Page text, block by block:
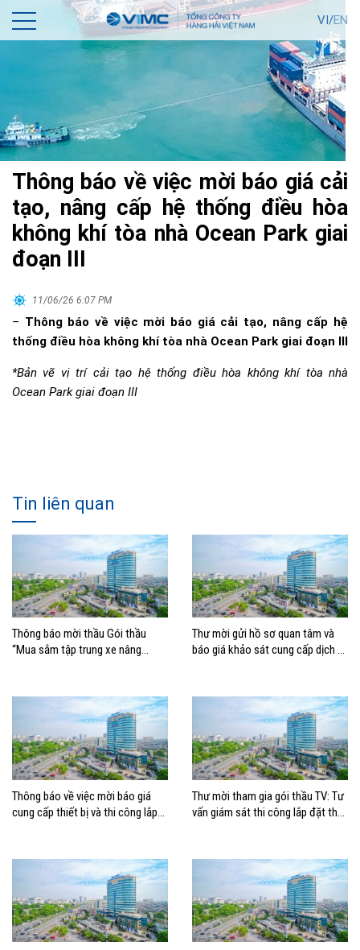
VI/EN
Thông báo về việc mời báo giá cải
tạo, nâng cấp hệ thống điều hòa
không khí tòa nhà Ocean Park giai
đoạn III
11/06/26 6:07 PM
– Thông báo về việc mời báo giá cải tạo, nâng cấp hệ
thống điều hòa không khí tòa nhà Ocean Park giai đoạn III
*Bản vẽ vị trí cải tạo hệ thống điều hòa không khí tòa nhà
Ocean Park giai đoạn III
Tin liên quan
Thông báo mời thầu Gói thầu
“Mua sắm tập trung xe nâng
Thư mời gửi hồ sơ quan tâm và
báo giá khảo sát cung cấp dịch vụ
2026 – 2030, tầm nhìn 2035
Thông báo về việc mời báo giá
cung cấp thiết bị và thi công lắp
nhà Ocean Park
Thư mời tham gia gói thầu TV: Tư
vấn giám sát thi công lắp đặt thay